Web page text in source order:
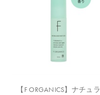
【F ORGANICS】ナチュラ